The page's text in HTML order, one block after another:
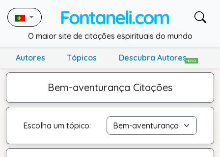
O maior site de citações espirituais do mundo
Autores Tópicos Descubra AutoresNOVO
Bem-aventurança Citações
Escolha um tópico: